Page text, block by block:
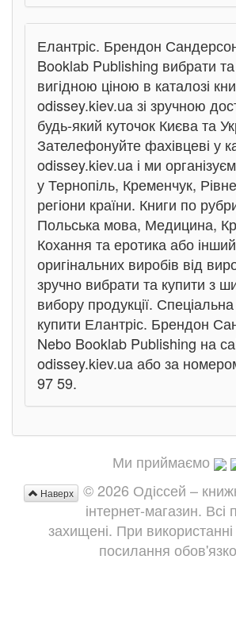
Елантріс. Брендон
Booklab Publishing вибрати
вигідною ціною в каталозі
odissey.kiev.ua зі зручною
будь-який куточок Києва та
Зателефонуйте фахівцеві у
odissey.kiev.ua і ми
у Тернопіль, Кременчук,
регіони країни. Книги по
Польська мова, Медицина,
Кохання та еротика або
оригінальних виробів від
зручно вибрати та купити з
вибору продукції.
купити Елантріс. Брендон
Nebo Booklab Publishing на
odissey.kiev.ua або за
97 59.
Ми приймаємо
Наверх
© 2026 Одіссей –
інтернет-магазин. Всі
захищені. При використанні
посилання